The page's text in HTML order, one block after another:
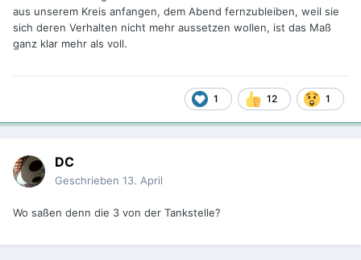
aus unserem Kreis anfangen, dem Abend fernzubleiben, weil sie
sich deren Verhalten nicht mehr aussetzen wollen, ist das Maß
ganz klar mehr als voll.
1 12 1
DC
Geschrieben 13. April
Wo saßen denn die 3 von der Tankstelle?